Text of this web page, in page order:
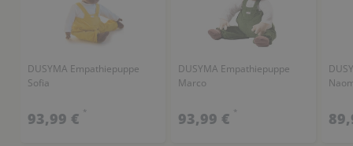
DUSYMA Empathiepuppe
Sofia
93,99 € *
DUSYMA Empathiepuppe
Marco
93,99 € *